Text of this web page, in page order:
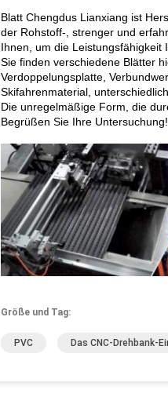
Blatt Chengdus Lianxiang ist
der Rohstoff-, strenger und
Ihnen, um die Leistungsfähigkeit
Sie finden verschiedene Blätter
Verdoppelungsplatte,
Skifahrenmaterial,
Die unregelmäßige Form, die
Begrüßen Sie Ihre
Größe und Tag:
PVC Das CNC-Drehbank-